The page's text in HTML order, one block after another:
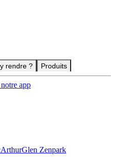
rendre ? Produits
app
Zenpark